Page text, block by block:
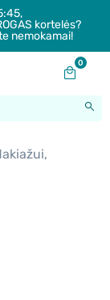
kortelės?
nemokamai!
0